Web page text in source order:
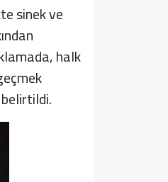
sinek ve
halk